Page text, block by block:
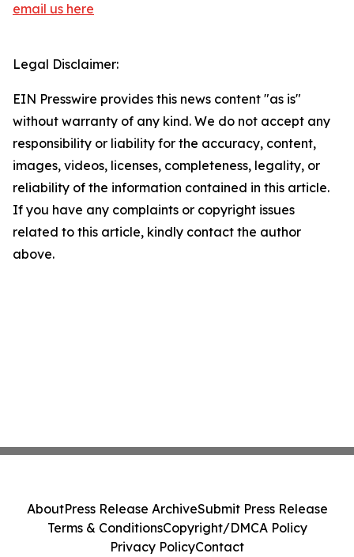
email us here
Legal Disclaimer:
EIN Presswire provides this news content "as is"
without warranty of any kind. We do not accept any
responsibility or liability for the accuracy, content,
images, videos, licenses, completeness, legality, or
reliability of the information contained in this article.
If you have any complaints or copyright issues
related to this article, kindly contact the author
above.
AboutPress Release ArchiveSubmit Press Release
Terms & ConditionsCopyright/DMCA Policy
Privacy PolicyContact